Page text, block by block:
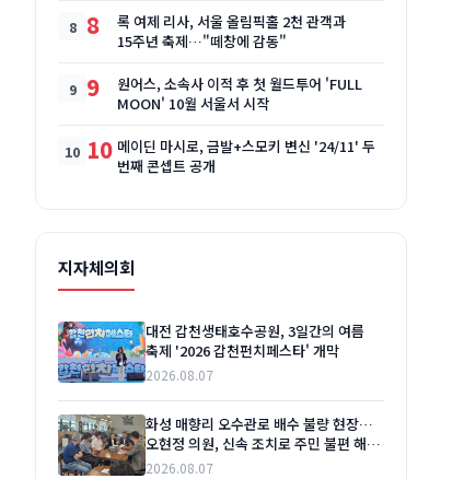
8
록 여제 리사, 서울 올림픽홀 2천 관객과
15주년 축제…"떼창에 감동"
9
원어스, 소속사 이적 후 첫 월드투어 'FULL
MOON' 10월 서울서 시작
10 메이딘 마시로, 금발+스모키 변신 '24/11' 두
번째 콘셉트 공개
지자체의회
대전 갑천생태호수공원, 3일간의 여름
축제 '2026 갑천펀치페스타' 개막
2026.08.07
화성 매향리 오수관로 배수 불량 현장…
오현정 의원, 신속 조치로 주민 불편 해소
촉구
2026.08.07